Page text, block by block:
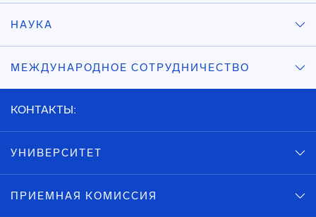
НАУКА
МЕЖДУНАРОДНОЕ СОТРУДНИЧЕСТВО
КОНТАКТЫ:
УНИВЕРСИТЕТ
ПРИЕМНАЯ КОМИССИЯ